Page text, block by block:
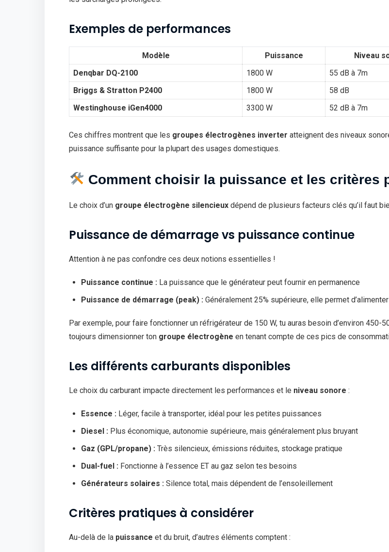
Exemples de performances
Modèle Puissance Niveau
Denqbar DQ-2100
1800 W 55 dB à 7m
Briggs & Stratton P2400
1800 W 58 dB
Westinghouse iGen4000
3300 W 52 dB à 7m
Ces chiffres montrent que les groupes électrogènes inverter atteignent des niveaux
puissance suffisante pour la plupart des usages domestiques.
Comment choisir la puissance et les critères
Le choix d’un groupe électrogène silencieux dépend de plusieurs facteurs clés qu’il faut
Puissance de démarrage vs puissance continue
Attention à ne pas confondre ces deux notions essentielles !
Puissance continue : La puissance que le générateur peut fournir en permanence
Puissance de démarrage (peak) : Généralement 25% supérieure, elle permet
Par exemple, pour faire fonctionner un réfrigérateur de 150 W, tu auras besoin d’environ 450-
toujours dimensionner ton groupe électrogène en tenant compte de ces pics de
Les différents carburants disponibles
Le choix du carburant impacte directement les performances et le niveau sonore :
Essence : Léger, facile à transporter, idéal pour les petites puissances
Diesel : Plus économique, autonomie supérieure, mais généralement plus bruyant
Gaz (GPL/propane) : Très silencieux, émissions réduites, stockage pratique
Dual-fuel : Fonctionne à l’essence ET au gaz selon tes besoins
Générateurs solaires : Silence total, mais dépendent de l’ensoleillement
Critères pratiques à considérer
Au-delà de la puissance et du bruit, d’autres éléments comptent :